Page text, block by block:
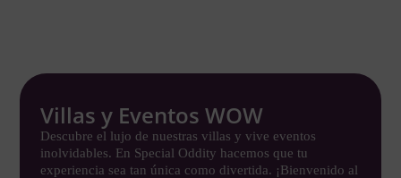
Villas y Eventos WOW
Descubre el lujo de nuestras villas y vive eventos
inolvidables. En Special Oddity hacemos que tu
experiencia sea tan única como divertida. ¡Bienvenido al